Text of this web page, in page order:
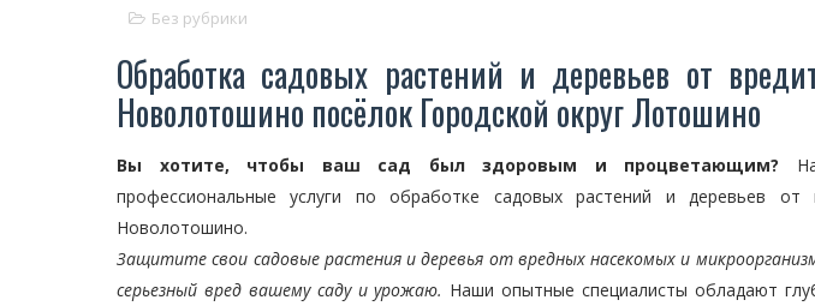
Без рубрики
Обработка садовых растений и деревьев от
Новолотошино посёлок Городской округ Лотошино
Вы хотите, чтобы ваш сад был здоровым и процветающим?
профессиональные услуги по обработке садовых растений и деревьев
Новолотошино.
Защитите свои садовые растения и деревья от вредных насекомых и
серьезный вред вашему саду и урожаю. Наши опытные специалисты обладают